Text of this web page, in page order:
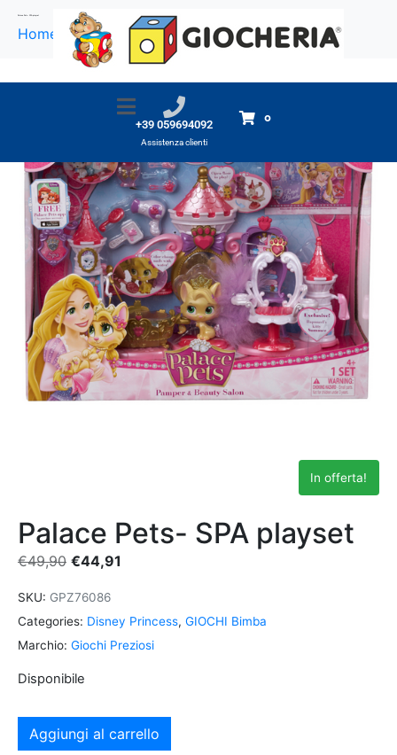
+39 059694092
Assistenza clienti
0
Home Prodotti Palace Pets- SPA playset
In offerta!
Palace Pets- SPA playset
€49,90 €44,91
SKU: GPZ76086
Categories: Disney Princess, GIOCHI Bimba
Marchio: Giochi Preziosi
Disponibile
Aggiungi al carrello